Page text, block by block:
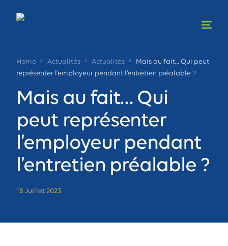
Home Actualités Actualités
Mais au fait… Qui peut
représenter l’employeur pendant l’entretien préalable ?
Mais au fait… Qui
peut représenter
l’employeur pendant
l’entretien préalable ?
18 Juillet 2023